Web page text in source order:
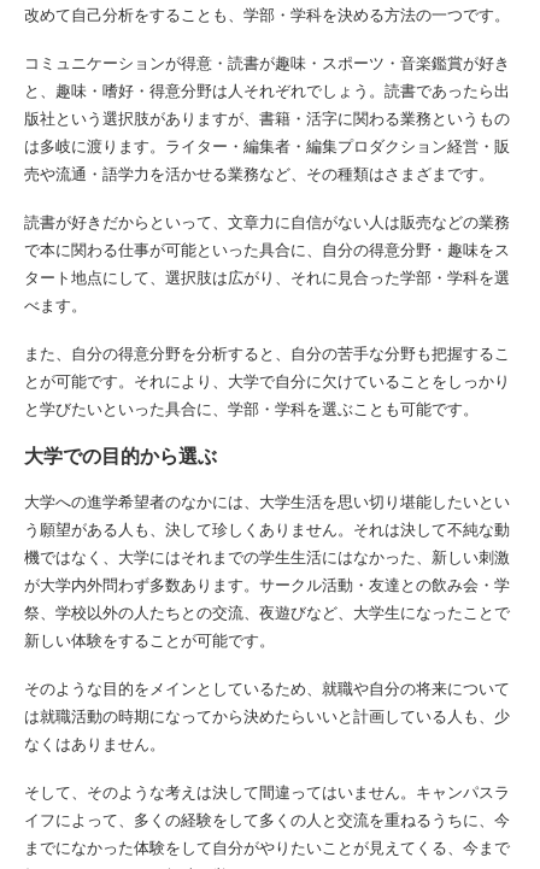
改めて自己分析をすることも、学部・学科を決める方法の一つです。
コミュニケーションが得意・読書が趣味・スポーツ・音楽鑑賞が好き
と、趣味・嗜好・得意分野は人それぞれでしょう。読書であったら出
版社という選択肢がありますが、書籍・活字に関わる業務というもの
は多岐に渡ります。ライター・編集者・編集プロダクション経営・販
売や流通・語学力を活かせる業務など、その種類はさまざまです。
読書が好きだからといって、文章力に自信がない人は販売などの業務
で本に関わる仕事が可能といった具合に、自分の得意分野・趣味をス
タート地点にして、選択肢は広がり、それに見合った学部・学科を選
べます。
また、自分の得意分野を分析すると、自分の苦手な分野も把握するこ
とが可能です。それにより、大学で自分に欠けていることをしっかり
と学びたいといった具合に、学部・学科を選ぶことも可能です。
大学での目的から選ぶ
大学への進学希望者のなかには、大学生活を思い切り堪能したいとい
う願望がある人も、決して珍しくありません。それは決して不純な動
機ではなく、大学にはそれまでの学生生活にはなかった、新しい刺激
が大学内外問わず多数あります。サークル活動・友達との飲み会・学
祭、学校以外の人たちとの交流、夜遊びなど、大学生になったことで
新しい体験をすることが可能です。
そのような目的をメインとしているため、就職や自分の将来について
は就職活動の時期になってから決めたらいいと計画している人も、少
なくはありません。
そして、そのような考えは決して間違ってはいません。キャンパスラ
イフによって、多くの経験をして多くの人と交流を重ねるうちに、今
までになかった体験をして自分がやりたいことが見えてくる、今まで